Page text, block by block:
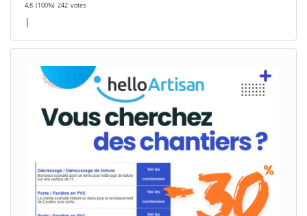
4,8 (100%) 242 votes
|